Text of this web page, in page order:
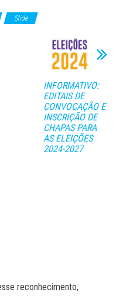
Slide
INFORMATIVO:
EDITAIS DE
CONVOCAÇÃO E
INSCRIÇÃO DE
CHAPAS PARA
AS ELEIÇÕES
2024-2027
reconhecimento,